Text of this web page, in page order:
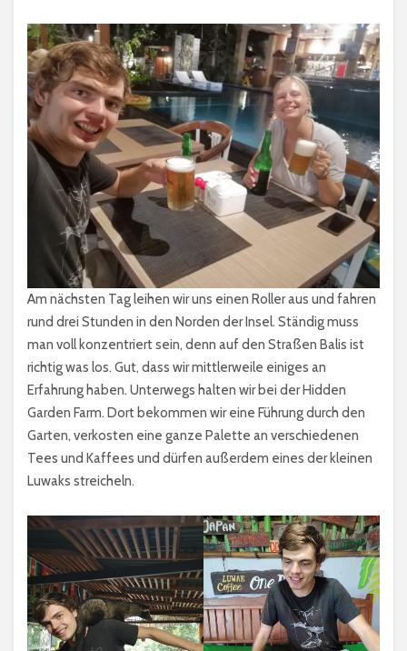
Am nächsten Tag leihen wir uns einen Roller aus und fahren
rund drei Stunden in den Norden der Insel. Ständig muss
man voll konzentriert sein, denn auf den Straßen Balis ist
richtig was los. Gut, dass wir mittlerweile einiges an
Erfahrung haben. Unterwegs halten wir bei der Hidden
Garden Farm. Dort bekommen wir eine Führung durch den
Garten, verkosten eine ganze Palette an verschiedenen
Tees und Kaffees und dürfen außerdem eines der kleinen
Luwaks streicheln.